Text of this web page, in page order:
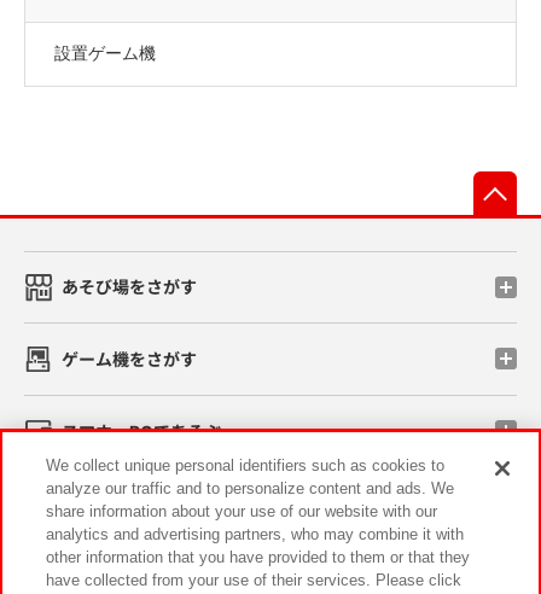
設置ゲーム機
あそび場をさがす
ゲーム機をさがす
スマホ・PCであそぶ
イベント・キャンペーン
We collect unique personal identifiers such as cookies to
analyze our traffic and to personalize content and ads. We
share information about your use of our website with our
analytics and advertising partners, who may combine it with
other information that you have provided to them or that they
have collected from your use of their services. Please click